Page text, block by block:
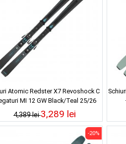
Atomic Redster X7 Revoshock C
MI 12 GW Black/Teal 25/26
4,389 lei3,289 lei
-20%